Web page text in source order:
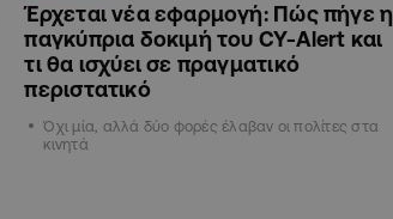
Έρχεται νέα εφαρμογή: Πώς πήγε η
παγκύπρια δοκιμή του CY-Alert και
τι θα ισχύει σε πραγματικό
περιστατικό
Όχι μία, αλλά δύο φορές έλαβαν οι πολίτες στα
κινητά